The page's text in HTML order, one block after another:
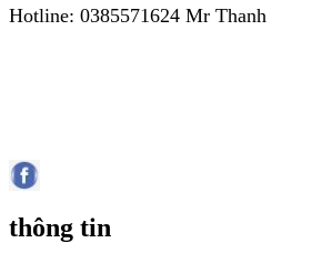
Hotline: 0385571624 Mr Thanh
thông tin